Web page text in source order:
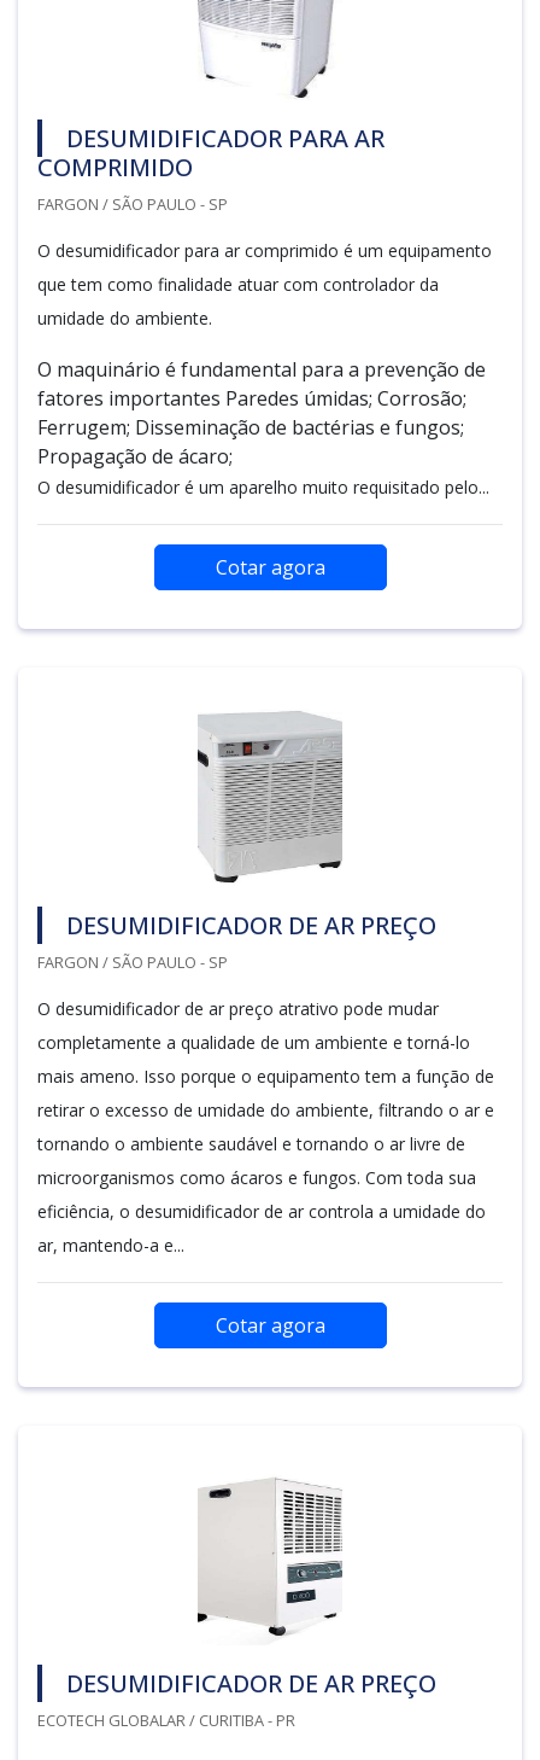
DESUMIDIFICADOR PARA AR
COMPRIMIDO
FARGON / SÃO PAULO - SP
O desumidificador para ar comprimido é um equipamento
que tem como finalidade atuar com controlador da
umidade do ambiente.
O maquinário é fundamental para a prevenção de
fatores importantes Paredes úmidas; Corrosão;
Ferrugem; Disseminação de bactérias e fungos;
Propagação de ácaro;
O desumidificador é um aparelho muito requisitado pelo...
Cotar agora
DESUMIDIFICADOR DE AR PREÇO
FARGON / SÃO PAULO - SP
O desumidificador de ar preço atrativo pode mudar
completamente a qualidade de um ambiente e torná-lo
mais ameno. Isso porque o equipamento tem a função de
retirar o excesso de umidade do ambiente, filtrando o ar e
tornando o ambiente saudável e tornando o ar livre de
microorganismos como ácaros e fungos. Com toda sua
eficiência, o desumidificador de ar controla a umidade do
ar, mantendo-a e...
Cotar agora
DESUMIDIFICADOR DE AR PREÇO
ECOTECH GLOBALAR / CURITIBA - PR